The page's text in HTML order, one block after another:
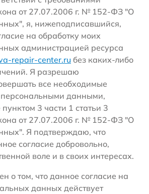
от 27.07.2006 г. № 152-ФЗ "О
я, нижеподписавшийся,
на обработку моих
администрацией ресурса
repair-center.ru без каких-либо
Я разрешаю
все необходимые
данными,
3 части 1 статьи 3
от 27.07.2006 г. № 152-ФЗ "О
Я подтверждаю, что
согласие добровольно,
воле и в своих интересах.
о том, что данное согласие на
данных действует